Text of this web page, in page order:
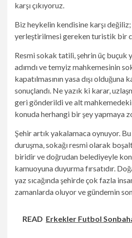
karşı çıkıyoruz.
Biz heykelin kendisine karşı
yerleştirilmesi gereken turistik bir
Resmi sokak tatili, şehrin üç buçuk
adımdı ve temyiz mahkemesinin
kapatılmasının yasa dışı olduğuna
sonuçlandı. Ne yazık ki karar,
geri gönderildi ve alt
konuda herhangi bir şey yapmaya
Şehir artık yakalamaca oynuyor. Bu
duruşma, sokağı resmi olarak
biridir ve doğrudan belediyeyle
kamuoyuna duyurma fırsatıdır.
yaz sıcağında şehirde çok fazla
zamanlarda oluyor ve gündemin
READ Erkekler Futbol